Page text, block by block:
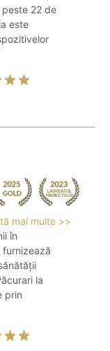
22 de
este
mai multe >>
în
la
prin